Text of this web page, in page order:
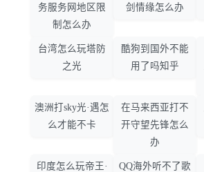
务服务网地区限
制怎么办
剑情缘怎么办
台湾怎么玩塔防
之光
酷狗到国外不能
用了吗知乎
澳洲打sky光·遇怎
么才能不卡
在马来西亚打不
开守望先锋怎么
办
印度怎么玩帝王·
QQ海外听不了歌